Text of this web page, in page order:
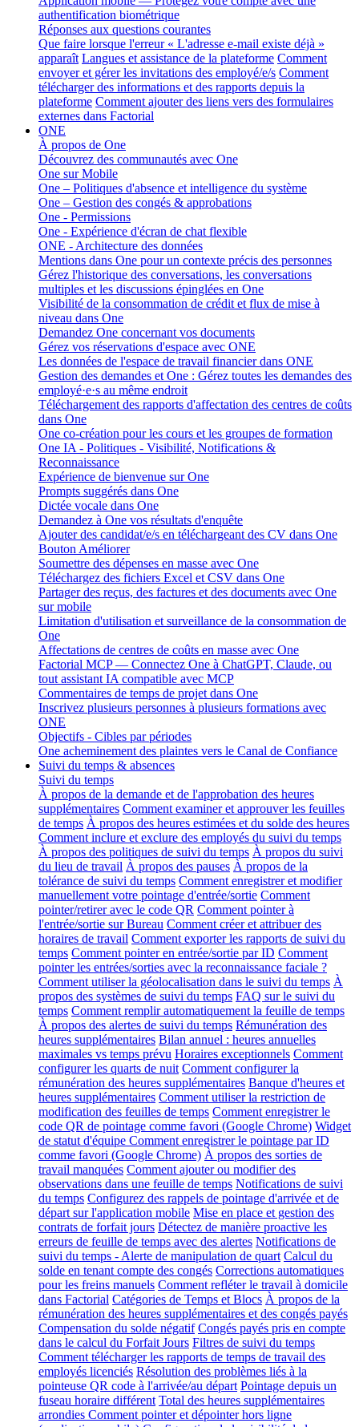
authentification biométrique
Réponses aux questions courantes
Que faire lorsque l'erreur « L'adresse e-mail existe déjà »
apparaît Langues et assistance de la plateforme Comment
envoyer et gérer les invitations des employé/e/s Comment
télécharger des informations et des rapports depuis la
plateforme Comment ajouter des liens vers des formulaires
externes dans Factorial
ONE
À propos de One
Découvrez des communautés avec One
One sur Mobile
One – Politiques d'absence et intelligence du système
One – Gestion des congés & approbations
One - Permissions
One - Expérience d'écran de chat flexible
ONE - Architecture des données
Mentions dans One pour un contexte précis des personnes
Gérez l'historique des conversations, les conversations
multiples et les discussions épinglées en One
Visibilité de la consommation de crédit et flux de mise à
niveau dans One
Demandez One concernant vos documents
Gérez vos réservations d'espace avec ONE
Les données de l'espace de travail financier dans ONE
Gestion des demandes et One : Gérez toutes les demandes des
employé·e·s au même endroit
Téléchargement des rapports d'affectation des centres de coûts
dans One
One co-création pour les cours et les groupes de formation
One IA - Politiques - Visibilité, Notifications &
Reconnaissance
Expérience de bienvenue sur One
Prompts suggérés dans One
Dictée vocale dans One
Demandez à One vos résultats d'enquête
Ajouter des candidat/e/s en téléchargeant des CV dans One
Bouton Améliorer
Soumettre des dépenses en masse avec One
Téléchargez des fichiers Excel et CSV dans One
Partager des reçus, des factures et des documents avec One
sur mobile
Limitation d'utilisation et surveillance de la consommation de
One
Affectations de centres de coûts en masse avec One
Factorial MCP — Connectez One à ChatGPT, Claude, ou
tout assistant IA compatible avec MCP
Commentaires de temps de projet dans One
Inscrivez plusieurs personnes à plusieurs formations avec
ONE
Objectifs - Cibles par périodes
One acheminement des plaintes vers le Canal de Confiance
Suivi du temps & absences
Suivi du temps
À propos de la demande et de l'approbation des heures
supplémentaires Comment examiner et approuver les feuilles
de temps À propos des heures estimées et du solde des heures
Comment inclure et exclure des employés du suivi du temps
À propos des politiques de suivi du temps À propos du suivi
du lieu de travail À propos des pauses À propos de la
tolérance de suivi du temps Comment enregistrer et modifier
manuellement votre pointage d'entrée/sortie Comment
pointer/retirer avec le code QR Comment pointer à
l'entrée/sortie sur Bureau Comment créer et attribuer des
horaires de travail Comment exporter les rapports de suivi du
temps Comment pointer en entrée/sortie par ID Comment
pointer les entrées/sorties avec la reconnaissance faciale ?
Comment utiliser la géolocalisation dans le suivi du temps À
propos des systèmes de suivi du temps FAQ sur le suivi du
temps Comment remplir automatiquement la feuille de temps
À propos des alertes de suivi du temps Rémunération des
heures supplémentaires Bilan annuel : heures annuelles
maximales vs temps prévu Horaires exceptionnels Comment
configurer les quarts de nuit Comment configurer la
rémunération des heures supplémentaires Banque d'heures et
heures supplémentaires Comment utiliser la restriction de
modification des feuilles de temps Comment enregistrer le
code QR de pointage comme favori (Google Chrome) Widget
de statut d'équipe Comment enregistrer le pointage par ID
comme favori (Google Chrome) À propos des sorties de
travail manquées Comment ajouter ou modifier des
observations dans une feuille de temps Notifications de suivi
du temps Configurez des rappels de pointage d'arrivée et de
départ sur l'application mobile Mise en place et gestion des
contrats de forfait jours Détectez de manière proactive les
erreurs de feuille de temps avec des alertes Notifications de
suivi du temps - Alerte de manipulation de quart Calcul du
solde en tenant compte des congés Corrections automatiques
pour les freins manuels Comment refléter le travail à domicile
dans Factorial Catégories de Temps et Blocs À propos de la
rémunération des heures supplémentaires et des congés payés
Compensation du solde négatif Congés payés pris en compte
dans le calcul du Forfait Jours Filtres de suivi du temps
Comment télécharger les rapports de temps de travail des
employés licenciés Résolution des problèmes liés à la
pointeuse QR code à l'arrivée/au départ Pointage depuis un
fuseau horaire différent Total des heures supplémentaires
arrondies Comment pointer et dépointer hors ligne